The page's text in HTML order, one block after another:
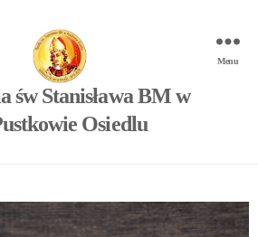
św Stanisława BM w
Osiedlu
Menu